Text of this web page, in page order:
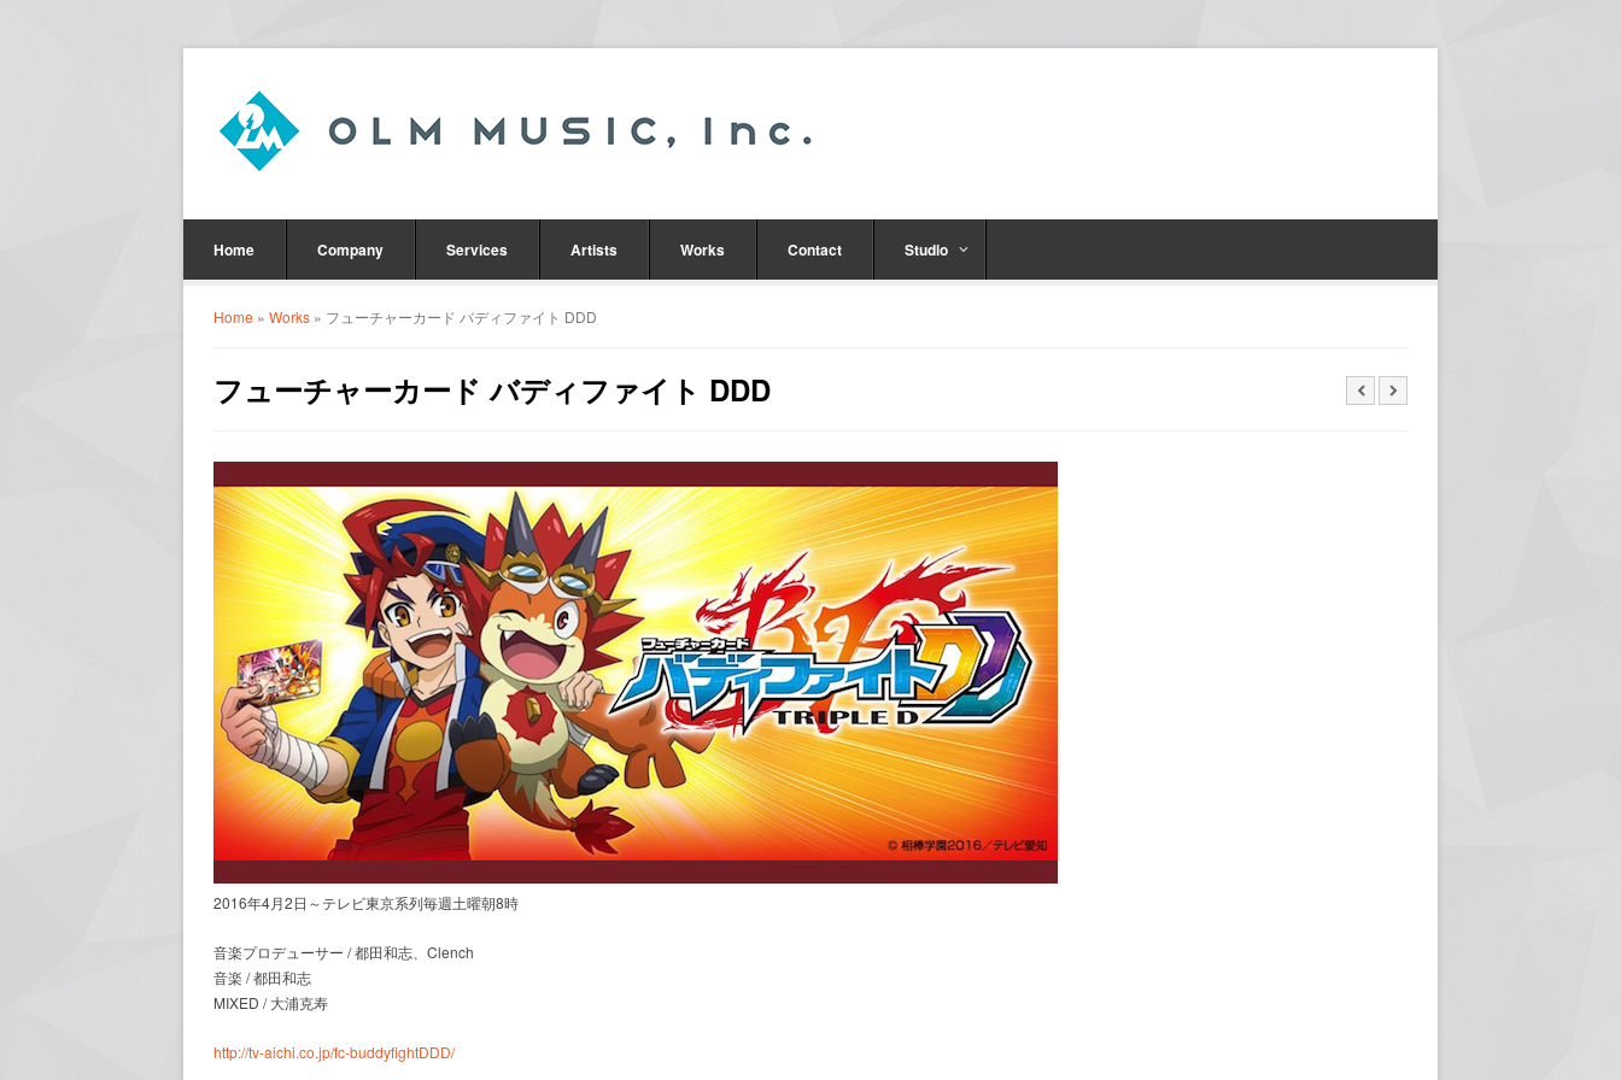
Home Company Services Artists Works Contact Studio
Home » Works » フューチャーカード バディファイト DDD
フューチャーカード バディファイト DDD
2016年4月2日～テレビ東京系列毎週土曜朝8時
音楽プロデューサー / 都田和志、Clench
音楽 / 都田和志
MIXED / 大浦克寿
http://tv-aichi.co.jp/fc-buddyfightDDD/